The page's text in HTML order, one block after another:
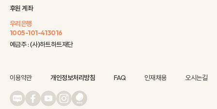
후원 계좌
우리은행
1005-101-413016
예금주 : (사)하트하트재단
이용약관 개인정보처리방침 FAQ 인재채용 오시는길